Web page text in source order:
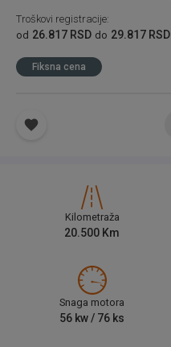
Troškovi registracije:
od 26.817 RSD do 29.817 RSD
Fiksna cena
Kilometraža
20.500 Km
Snaga motora
56 kw / 76 ks